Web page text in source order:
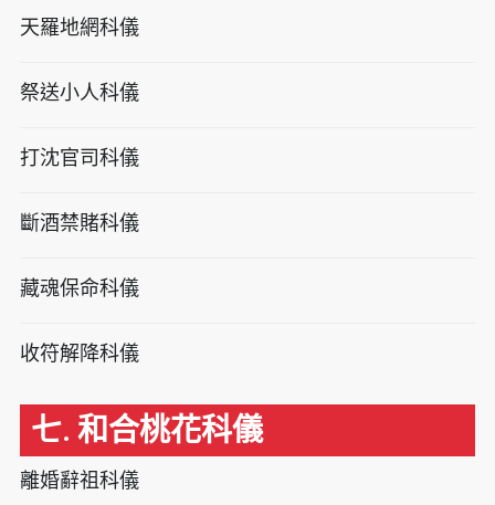
天羅地網科儀
祭送小人科儀
打沈官司科儀
斷酒禁賭科儀
藏魂保命科儀
收符解降科儀
七. 和合桃花科儀
離婚辭祖科儀